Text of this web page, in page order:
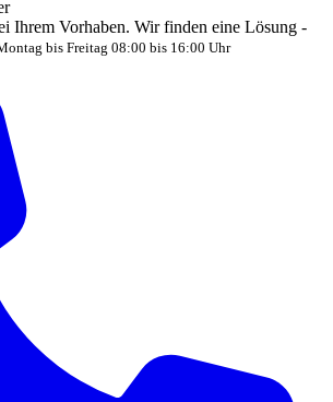
Ihrem Vorhaben. Wir finden eine Lösung -
bis Freitag 08:00 bis 16:00 Uhr